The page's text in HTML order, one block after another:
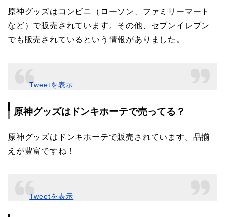
原神グッズはコンビニ（ローソン、ファミリーマート
など）で販売されています。その他、セブンイレブン
でも販売されているという情報がありました。
Tweetを表示
原神グッズはドンキホーテで売ってる？
原神グッズはドンキホーテで販売されています。品揃
えが豊富ですね！
Tweetを表示